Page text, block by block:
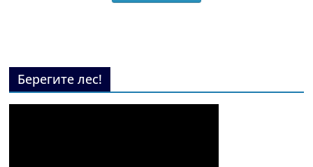
Берегите лес!